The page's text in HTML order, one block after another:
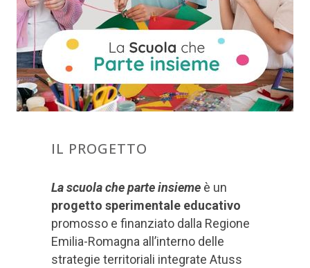
IL PROGETTO
La scuola che parte insieme è un
progetto sperimentale educativo
promosso e finanziato dalla Regione
Emilia-Romagna all’interno delle
strategie territoriali integrate Atuss